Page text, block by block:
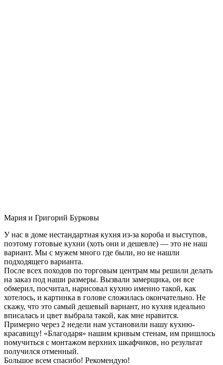
Мария и Григорий Бурковы
У нас в доме нестандартная кухня из-за короба и выступов,
поэтому готовые кухни (хоть они и дешевле) — это не наш
вариант. Мы с мужем много где были, но не нашли
подходящего варианта.
После всех походов по торговым центрам мы решили делать
на заказ под наши размеры. Вызвали замерщика, он все
обмерил, посчитал, нарисовал кухню именно такой, как
хотелось, и картинка в голове сложилась окончательно. Не
скажу, что это самый дешевый вариант, но кухня идеально
вписалась и цвет выбрала такой, как мне нравится.
Примерно через 2 недели нам установили нашу кухню-
красавицу! «Благодаря» нашим кривым стенам, им пришлось
помучиться с монтажом верхних шкафчиков, но результат
получился отменный.
Большое всем спасибо! Рекомендую!